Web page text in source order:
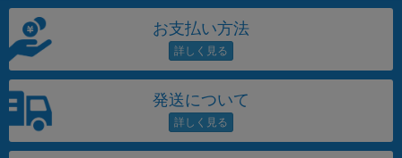
お支払い方法
発送について